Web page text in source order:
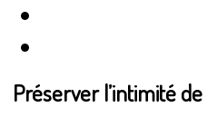
Préserver l’intimité